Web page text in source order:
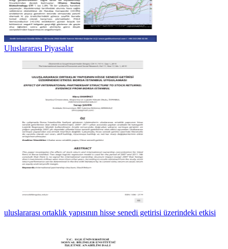
Uluslararası Piyasalar
uluslararası ortaklık yapısının hisse senedi getirisi üzerindeki etkisi